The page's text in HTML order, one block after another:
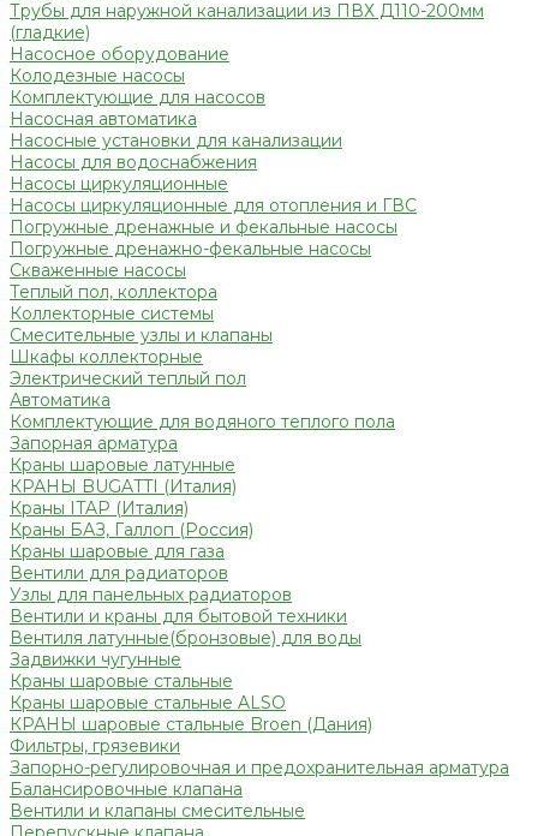
Трубы для наружной канализации из ПВХ Д110-200мм
(гладкие)
Насосное оборудование
Колодезные насосы
Комплектующие для насосов
Насосная автоматика
Насосные установки для канализации
Насосы для водоснабжения
Насосы циркуляционные
Насосы циркуляционные для отопления и ГВС
Погружные дренажные и фекальные насосы
Погружные дренажно-фекальные насосы
Скваженные насосы
Теплый пол, коллектора
Коллекторные системы
Смесительные узлы и клапаны
Шкафы коллекторные
Электрический теплый пол
Автоматика
Комплектующие для водяного теплого пола
Запорная арматура
Краны шаровые латунные
КРАНЫ BUGATTI (Италия)
Краны ITAP (Италия)
Краны БАЗ, Галлоп (Россия)
Краны шаровые для газа
Вентили для радиаторов
Узлы для панельных радиаторов
Вентили и краны для бытовой техники
Вентиля латунные(бронзовые) для воды
Задвижки чугунные
Краны шаровые стальные
Краны шаровые стальные ALSO
КРАНЫ шаровые стальные Broen (Дания)
Фильтры, грязевики
Запорно-регулировочная и предохранительная арматура
Балансировочные клапана
Вентили и клапаны смесительные